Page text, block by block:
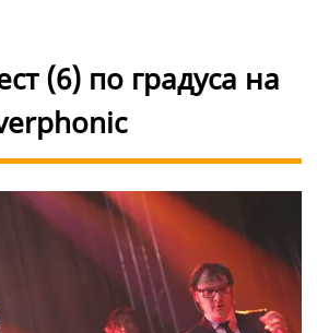
(6) по градуса на